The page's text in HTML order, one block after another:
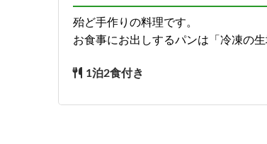
殆ど手作りの料理です。
お食事にお出しするパンは「冷凍の
1泊2食付き